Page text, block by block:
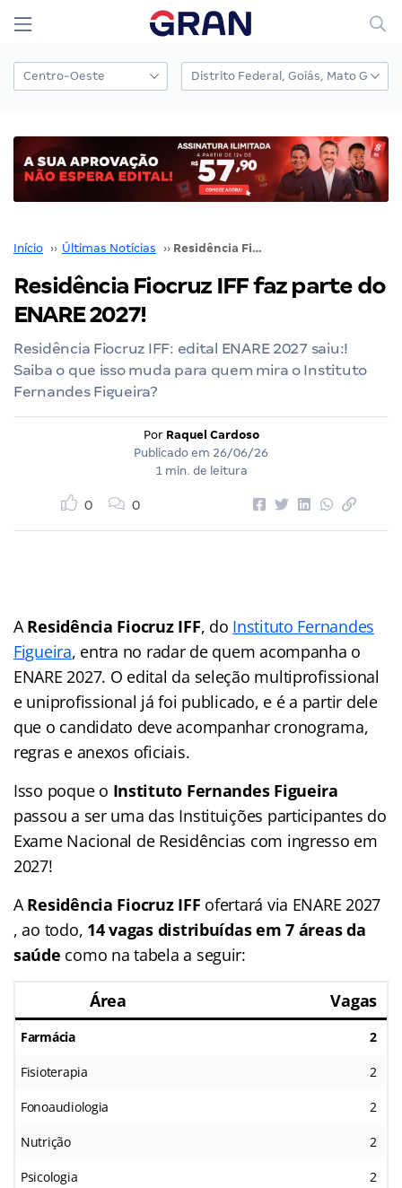
Início ›› Últimas Notícias ›› Residência Fiocruz IFF faz parte do ENARE 2027!
Residência Fiocruz IFF faz parte do
ENARE 2027!
Residência Fiocruz IFF: edital ENARE 2027 saiu:!
Saiba o que isso muda para quem mira o Instituto
Fernandes Figueira?
Por Raquel Cardoso
Publicado em 26/06/26
1 min. de leitura
0 0
AResidência Fiocruz IFF, do Instituto Fernandes
Figueira, entra no radar de quem acompanha o
ENARE 2027. O edital da seleção multiprofissional
e uniprofissional já foi publicado, e é a partir dele
que o candidato deve acompanhar cronograma,
regras e anexos oficiais.
Isso poque o Instituto Fernandes Figueira
passou a ser uma das Instituições participantes do
Exame Nacional de Residências com ingresso em
2027!
AResidência Fiocruz IFF ofertará via ENARE 2027
, ao todo, 14 vagas distribuídas em 7 áreas da
saúde como na tabela a seguir:
Área Vagas
Farmácia 2
Fisioterapia 2
Fonoaudiologia 2
Nutrição 2
Psicologia 2